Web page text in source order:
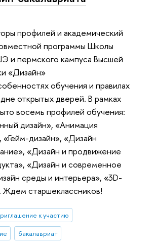
профилей и академический
программы Школы
и пермского кампуса Высшей
«Дизайн»
обучения и правилах
открытых дверей. В рамках
восемь профилей обучения:
дизайн», «Анимация
«Гейм-дизайн», «Дизайн
«Дизайн и продвижение
«Дизайн и современное
среды и интерьера», «3D-
Ждем старшеклассников!
к участию
бакалавриат